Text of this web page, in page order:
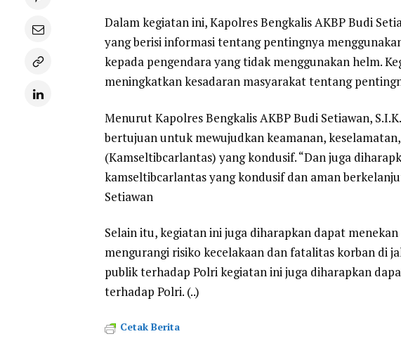
Dalam kegiatan ini, Kapolres Bengkalis AKBP Budi
yang berisi informasi tentang pentingnya
kepada pengendara yang tidak menggunakan helm.
meningkatkan kesadaran masyarakat tentang
Menurut Kapolres Bengkalis AKBP Budi Setiawan,
bertujuan untuk mewujudkan keamanan,
(Kamseltibcarlantas) yang kondusif. “Dan juga
kamseltibcarlantas yang kondusif dan aman
Setiawan
Selain itu, kegiatan ini juga diharapkan dapat
mengurangi risiko kecelakaan dan fatalitas korban di
publik terhadap Polri kegiatan ini juga diharapkan
terhadap Polri. (..)
Cetak Berita